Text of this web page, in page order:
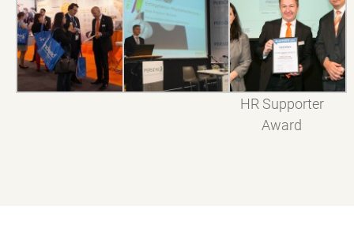
HR Supporter
Award